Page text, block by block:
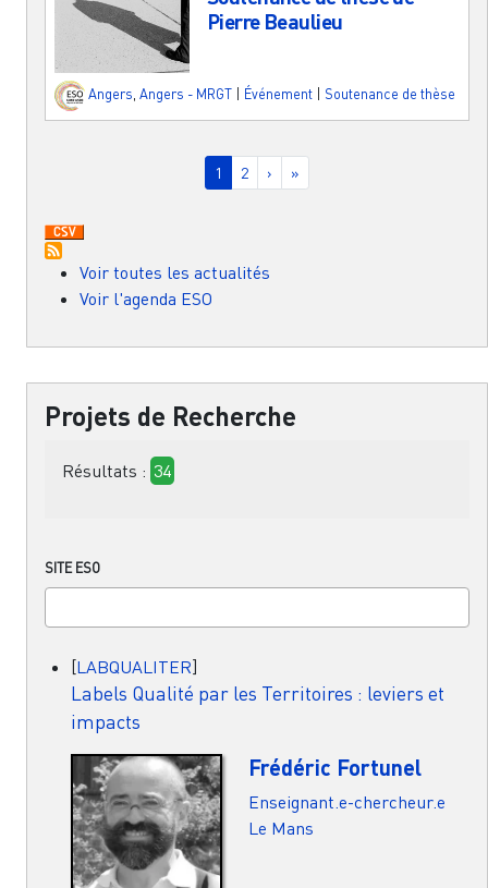
Pierre Beaulieu
Angers Angers - MRGT Événement Soutenance de thèse
Page courante
1 Page
2 Page suivante
› Dernière page
»
Voir toutes les actualités
Voir l'agenda ESO
Projets de Recherche
Résultats : 34
SITE ESO
[LABQUALITER]
Labels Qualité par les Territoires : leviers et
impacts
Frédéric Fortunel
Enseignant.e-chercheur.e
Le Mans